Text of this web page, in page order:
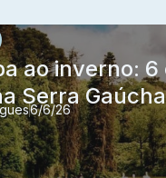
ao inverno:
Serra Gaúcha
6/6/26